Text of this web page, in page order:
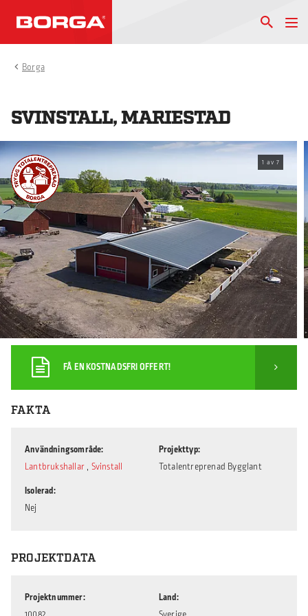
Borga
SVINSTALL, MARIESTAD
1 av 7
FÅ EN KOSTNADSFRI OFFERT!
FAKTA
Användningsområde
Lantbrukshallar , Svinstall
Isolerad
Nej
Projekttyp
Totalentreprenad Bygglant
PROJEKTDATA
Projektnummer
Land